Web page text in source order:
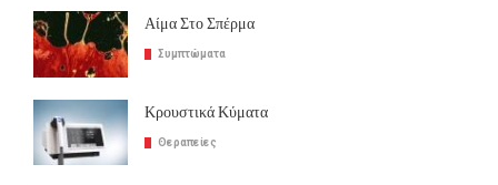
Αίμα Στο Σπέρμα
Συμπτώματα
Κρουστικά Κύματα
Θεραπείες